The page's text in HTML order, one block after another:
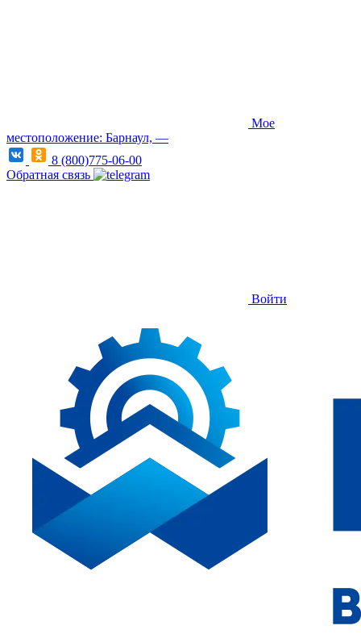
Мое
местоположение: Барнаул, —
8 (800)775-06-00
Обратная связь
Войти